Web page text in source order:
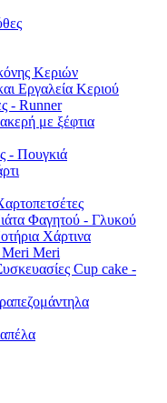
Κεριών
Εργαλεία Κεριού
- Runner
με ξέφτια
- Πουγκιά
Φαγητού - Γλυκού
Χάρτινα
Meri Meri
Cup cake -